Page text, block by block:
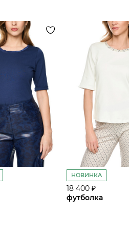
НОВИНКА
18 400 ₽
футболка